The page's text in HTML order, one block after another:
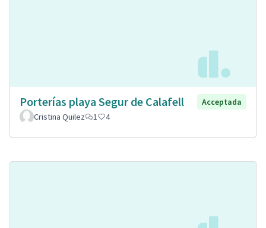
Porterías playa Segur de Calafell
Acceptada
Cristina Quilez
1 4